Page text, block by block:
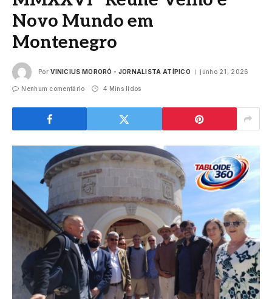
Novo Mundo em
Montenegro
Por VINICIUS MORORÓ - JORNALISTA ATÍPICO junho 21, 2026
Nenhum comentário 4 Mins lidos